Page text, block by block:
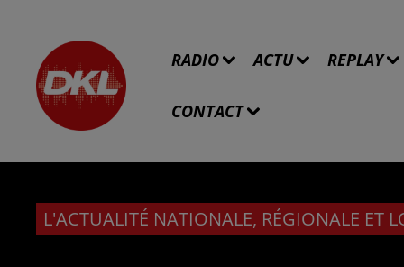
RADIO ACTU REPLAY
CONTACT
L'ACTUALITÉ NATIONALE, RÉGIONALE ET